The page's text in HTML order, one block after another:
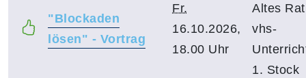
"Blockaden
lösen" - Vortrag
Fr.
16.10.2026,
18.00 Uhr
Altes
vhs-
1. Stock